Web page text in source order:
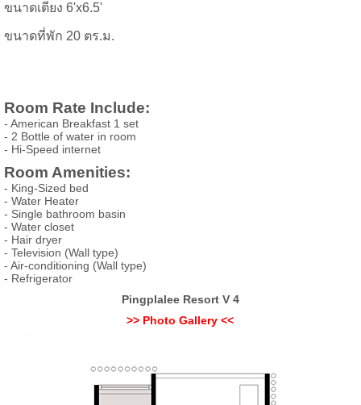
ขนาดเตียง 6'x6.5'
ขนาดที่พัก 20 ตร.ม.
Room Rate Include:
- American Breakfast 1 set
- 2 Bottle of water in room
- Hi-Speed internet
Room Amenities:
- King-Sized bed
- Water Heater
- Single bathroom basin
- Water closet
- Hair dryer
- Television (Wall type)
- Air-conditioning (Wall type)
- Refrigerator
Pingplalee Resort V 4
>> Photo Gallery <<